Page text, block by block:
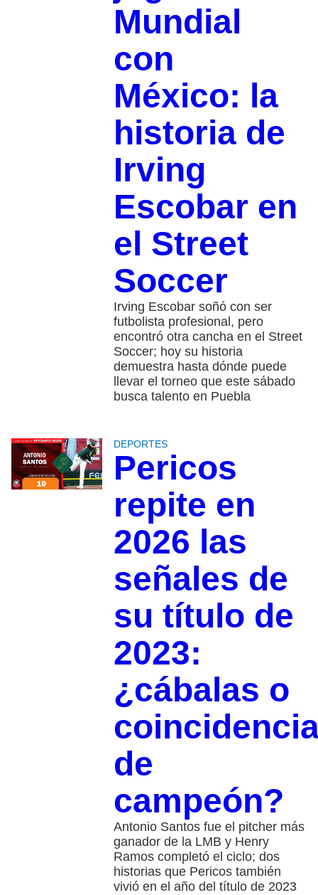
Mundial
con
México: la
historia de
Irving
Escobar en
el Street
Soccer
Irving Escobar soñó con ser
futbolista profesional, pero
encontró otra cancha en el Street
Soccer; hoy su historia
demuestra hasta dónde puede
llevar el torneo que este sábado
busca talento en Puebla
DEPORTES
Pericos
repite en
2026 las
señales de
su título de
2023:
¿cábalas o
de
campeón?
Antonio Santos fue el pitcher más
ganador de la LMB y Henry
Ramos completó el ciclo; dos
historias que Pericos también
vivió en el año del título de 2023